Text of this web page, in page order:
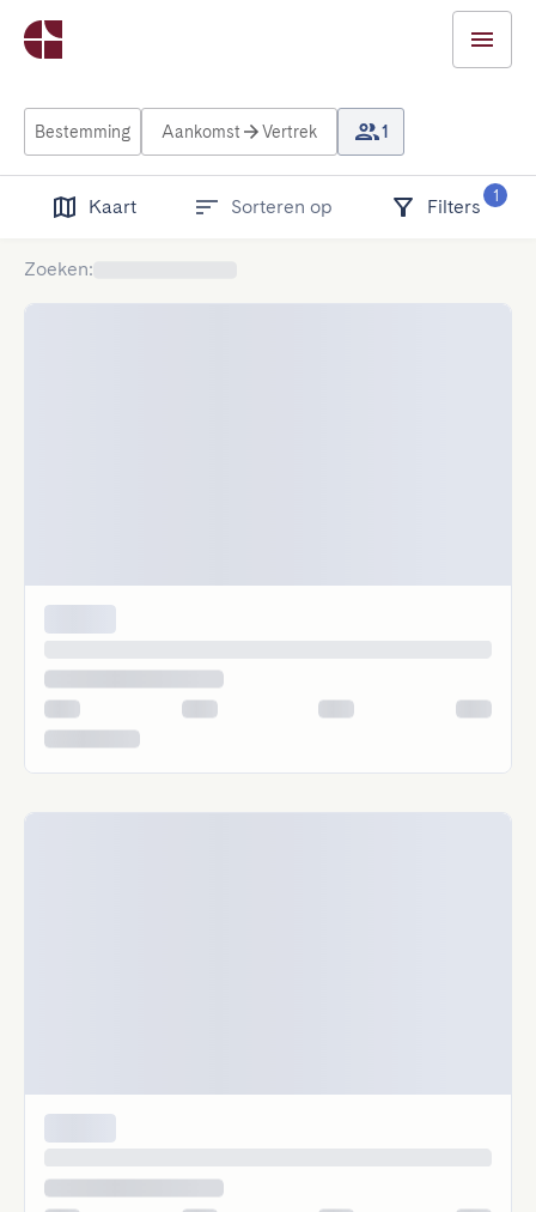
Bestemming Aankomst Vertrek 1
Kaart Sorteren op Filters
1
Zoeken: